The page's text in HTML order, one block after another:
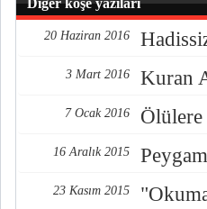
Diğer köşe yazıları
20 Haziran 2016
3 Mart 2016 Kuran
7 Ocak 2016
16 Aralık 2015
23 Kasım 2015